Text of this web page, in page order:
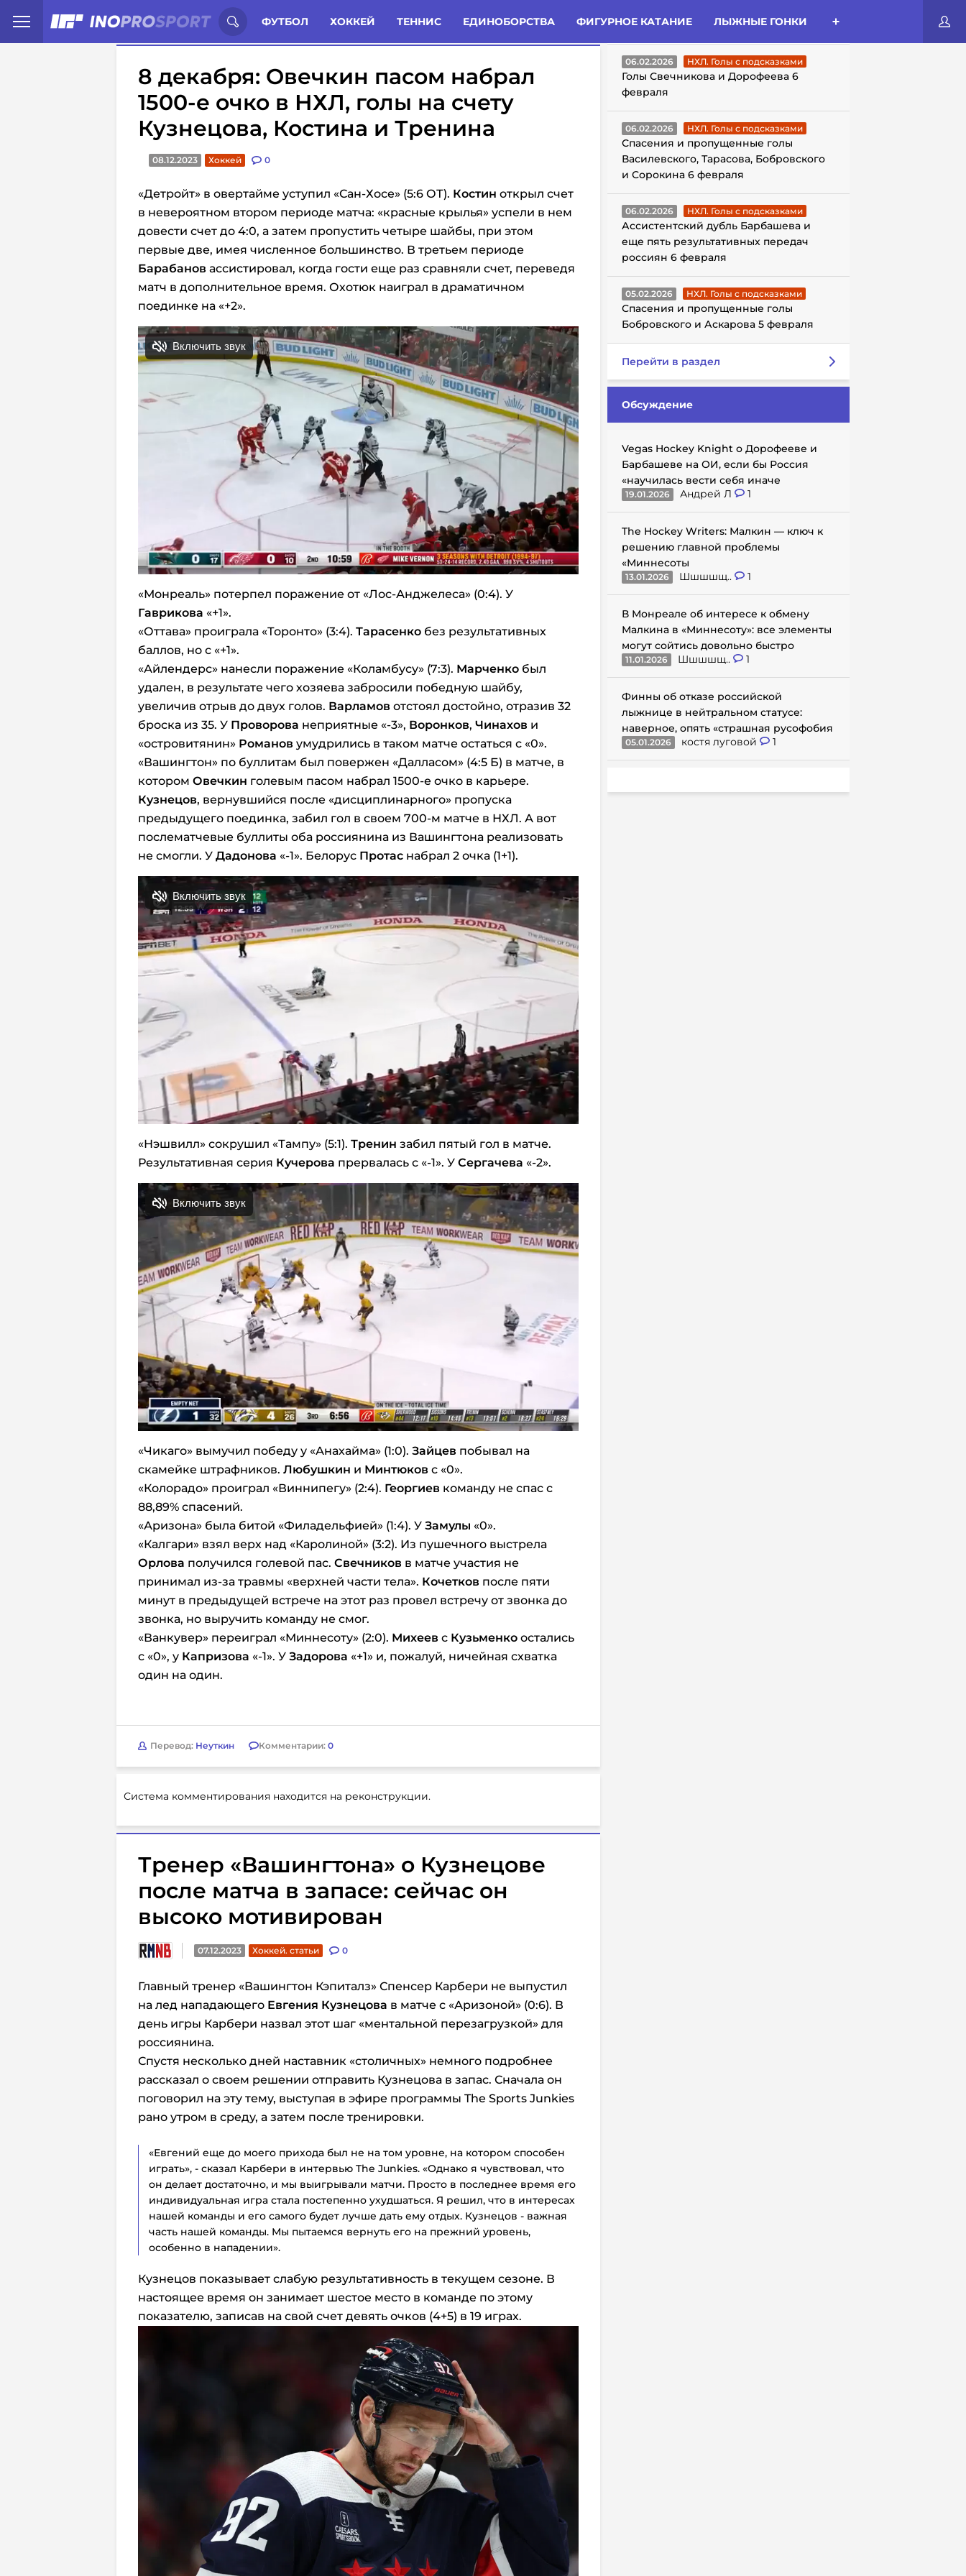
ФУТБОЛ ХОККЕЙ ТЕННИС ЕДИНОБОРСТВА ФИГУРНОЕ КАТАНИЕ ЛЫЖНЫЕ ГОНКИ
Иностранцы о спорте России: Статьи Комменты Новости
8 декабря: Овечкин пасом набрал
1500-е очко в НХЛ, голы на счету
Кузнецова, Костина и Тренина
08.12.2023 Хоккей 0
«Детройт» в овертайме уступил «Сан-Хосе» (5:6 ОТ). Костин открыл счет
в невероятном втором периоде матча: «красные крылья» успели в нем
довести счет до 4:0, а затем пропустить четыре шайбы, при этом
первые две, имея численное большинство. В третьем периоде
Барабанов ассистировал, когда гости еще раз сравняли счет, переведя
матч в дополнительное время. Охотюк наиграл в драматичном
поединке на «+2».
«Монреаль» потерпел поражение от «Лос-Анджелеса» (0:4). У
Гаврикова «+1».
«Оттава» проиграла «Торонто» (3:4). Тарасенко без результативных
баллов, но с «+1».
«Айлендерс» нанесли поражение «Коламбусу» (7:3). Марченко был
удален, в результате чего хозяева забросили победную шайбу,
увеличив отрыв до двух голов. Варламов отстоял достойно, отразив 32
броска из 35. У Проворова неприятные «-3», Воронков, Чинахов и
«островитянин» Романов умудрились в таком матче остаться с «0».
«Вашингтон» по буллитам был повержен «Далласом» (4:5 Б) в матче, в
котором Овечкин голевым пасом набрал 1500-е очко в карьере.
Кузнецов, вернувшийся после «дисциплинарного» пропуска
предыдущего поединка, забил гол в своем 700-м матче в НХЛ. А вот
послематчевые буллиты оба россиянина из Вашингтона реализовать
не смогли. У Дадонова «-1». Белорус Протас набрал 2 очка (1+1).
«Нэшвилл» сокрушил «Тампу» (5:1). Тренин забил пятый гол в матче.
Результативная серия Кучерова прервалась с «-1». У Сергачева «-2».
«Чикаго» вымучил победу у «Анахайма» (1:0). Зайцев побывал на
скамейке штрафников. Любушкин и Минтюков с «0».
«Колорадо» проиграл «Виннипегу» (2:4). Георгиев команду не спас с
88,89% спасений.
«Аризона» была битой «Филадельфией» (1:4). У Замулы «0».
«Калгари» взял верх над «Каролиной» (3:2). Из пушечного выстрела
Орлова получился голевой пас. Свечников в матче участия не
принимал из-за травмы «верхней части тела». Кочетков после пяти
минут в предыдущей встрече на этот раз провел встречу от звонка до
звонка, но выручить команду не смог.
«Ванкувер» переиграл «Миннесоту» (2:0). Михеев с Кузьменко остались
с «0», у Капризова «-1». У Задорова «+1» и, пожалуй, ничейная схватка
один на один.
Перевод: Неуткин Комментарии: 0
Система комментирования находится на реконструкции.
Тренер «Вашингтона» о Кузнецове
после матча в запасе: сейчас он
высоко мотивирован
07.12.2023 Хоккей. статьи 0
Главный тренер «Вашингтон Кэпиталз» Спенсер Карбери не выпустил
на лед нападающего Евгения Кузнецова в матче с «Аризоной» (0:6). В
день игры Карбери назвал этот шаг «ментальной перезагрузкой» для
россиянина.
Спустя несколько дней наставник «столичных» немного подробнее
рассказал о своем решении отправить Кузнецова в запас. Сначала он
поговорил на эту тему, выступая в эфире программы The Sports Junkies
рано утром в среду, а затем после тренировки.
«Евгений еще до моего прихода был не на том уровне, на котором способен
играть», - сказал Карбери в интервью The Junkies. «Однако я чувствовал, что
он делает достаточно, и мы выигрывали матчи. Просто в последнее время его
индивидуальная игра стала постепенно ухудшаться. Я решил, что в интересах
нашей команды и его самого будет лучше дать ему отдых. Кузнецов - важная
часть нашей команды. Мы пытаемся вернуть его на прежний уровень,
особенно в нападении».
Кузнецов показывает слабую результативность в текущем сезоне. В
настоящее время он занимает шестое место в команде по этому
показателю, записав на свой счет девять очков (4+5) в 19 играх.
ГОЛЫ С ПОДСКАЗКАМИ
06.02.2026 НХЛ. Голы с подсказками
Голы Свечникова и Дорофеева 6
февраля
06.02.2026 НХЛ. Голы с подсказками
Спасения и пропущенные голы
Василевского, Тарасова, Бобровского
и Сорокина 6 февраля
06.02.2026 НХЛ. Голы с подсказками
Ассистентский дубль Барбашева и
еще пять результативных передач
россиян 6 февраля
05.02.2026 НХЛ. Голы с подсказками
Спасения и пропущенные голы
Бобровского и Аскарова 5 февраля
Перейти в раздел
Обсуждение
Vegas Hockey Knight о Дорофееве и
Барбашеве на ОИ, если бы Россия
«научилась вести себя иначе
19.01.2026 Андрей Л 1
The Hockey Writers: Малкин — ключ к
решению главной проблемы
«Миннесоты
13.01.2026 Шшшшщ.. 1
В Монреале об интересе к обмену
Малкина в «Миннесоту»: все элементы
могут сойтись довольно быстро
11.01.2026 Шшшшщ.. 1
Финны об отказе российской
лыжнице в нейтральном статусе:
наверное, опять «страшная русофобия
05.01.2026 костя луговой 1